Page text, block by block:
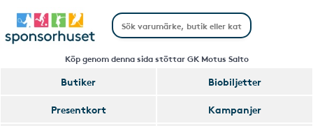
Köp genom denna sida stöttar GK Motus Salto
Butiker
Biobiljetter
Presentkort
Kampanjer